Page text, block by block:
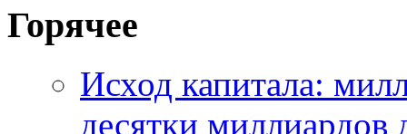
Горячее
Исход капитала:
десятки миллиардов